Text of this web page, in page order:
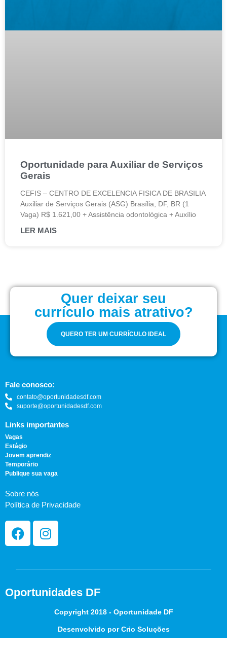
Oportunidade para Auxiliar de Serviços
Gerais
CEFIS – CENTRO DE EXCELENCIA FISICA DE BRASILIA
Auxiliar de Serviços Gerais (ASG) Brasília, DF, BR (1
Vaga) R$ 1.621,00 + Assistência odontológica + Auxílio
LER MAIS
Quer deixar seu
currículo mais atrativo?
QUERO TER UM CURRÍCULO IDEAL
Fale conosco:
contato@oportunidadesdf.com
suporte@oportunidadesdf.com
Links importantes
Vagas
Estágio
Jovem aprendiz
Temporário
Publique sua vaga
Sobre nós
Política de Privacidade
Oportunidades DF
Copyright 2018 - Oportunidade DF
Desenvolvido por Crio Soluções